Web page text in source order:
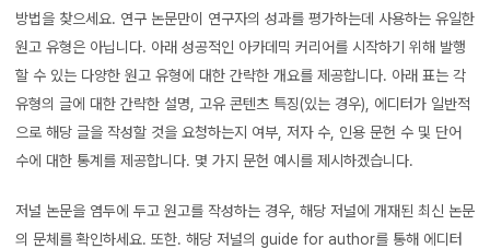
방법을 찾으세요. 연구 논문만이 연구자의 성과를 평가하는데 사용하는 유일한
원고 유형은 아닙니다. 아래 성공적인 아카데믹 커리어를 시작하기 위해 발행
할 수 있는 다양한 원고 유형에 대한 간략한 개요를 제공합니다. 아래 표는 각
유형의 글에 대한 간략한 설명, 고유 콘텐츠 특징(있는 경우), 에디터가 일반적
으로 해당 글을 작성할 것을 요청하는지 여부, 저자 수, 인용 문헌 수 및 단어
수에 대한 통계를 제공합니다. 몇 가지 문헌 예시를 제시하겠습니다.
저널 논문을 염두에 두고 원고를 작성하는 경우, 해당 저널에 개재된 최신 논문
의 문체를 확인하세요. 또한. 해당 저널의 guide for author를 통해 에디터